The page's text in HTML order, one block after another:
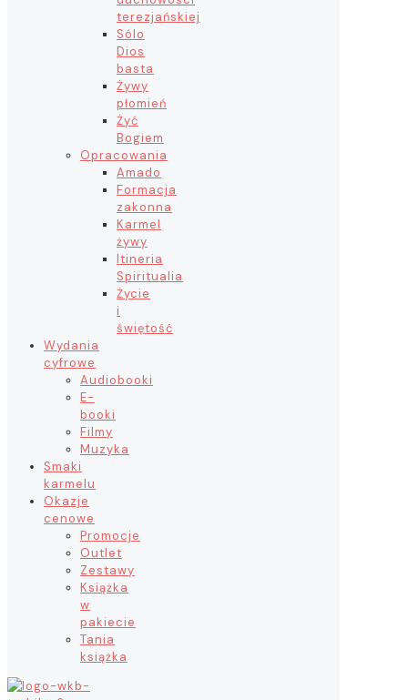
terezjańskiej
Sólo
Dios
basta
Żywy
płomień
Żyć
Bogiem
Opracowania
Amado
Formacja
zakonna
Karmel
żywy
Itineria
Spiritualia
Życie
i
świętość
Wydania
cyfrowe
Audiobooki
E-
booki
Filmy
Muzyka
Smaki
karmelu
Okazje
cenowe
Promocje
Outlet
Zestawy
Książka
w
pakiecie
Tania
książka